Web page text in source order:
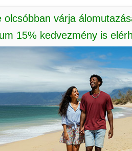
várja
15% kedvezmény is